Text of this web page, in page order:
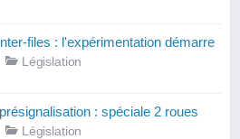
files : l'expérimentation démarre
Législation
: spéciale 2 roues
Législation